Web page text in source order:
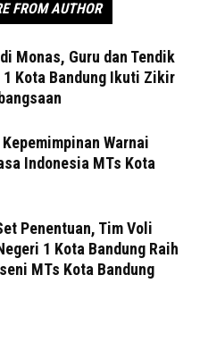
FROM AUTHOR
Monas, Guru dan Tendik
1 Kota Bandung Ikuti Zikir
Warnai
Indonesia MTs Kota
Penentuan, Tim Voli
1 Kota Bandung Raih
MTs Kota Bandung